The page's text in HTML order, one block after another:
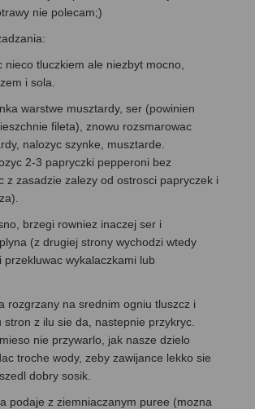
nie polecam;)
nieco tluczkiem ale niezbyt mocno,
i sola.
warstwe musztardy, ser (powinien
fileta), znowu rozsmarowac
nalozyc szynke, musztarde.
2-3 papryczki pepperoni bez
z zasadzie zalezy od ostrosci papryczek i
brzegi rowniez inaczej ser i
(z drugiej strony wychodzi wtedy
przekluwac wykalaczkami lub
rozgrzany na srednim ogniu tluszcz i
stron z ilu sie da, nastepnie przykryc.
nie przywarlo, jak nasze dzielo
troche wody, zeby zawijance lekko sie
dobry sosik.
podaje z ziemniaczanym puree (mozna